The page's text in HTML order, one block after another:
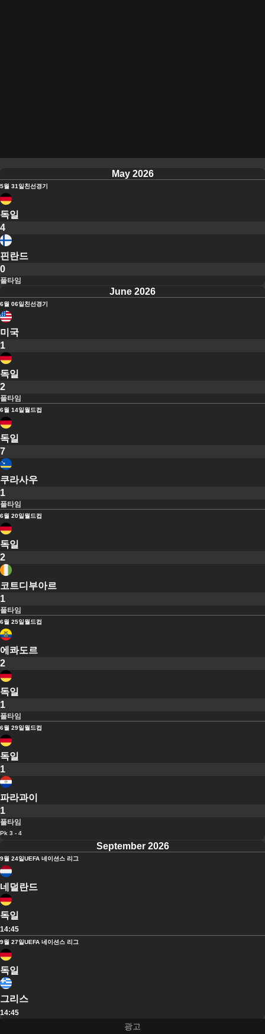
May 2026
5월 31일친선경기
독일
4
핀란드
0
풀타임
June 2026
6월 06일친선경기
미국
1
독일
2
풀타임
6월 14일월드컵
독일
7
쿠라사우
1
풀타임
6월 20일월드컵
독일
2
코트디부아르
1
풀타임
6월 25일월드컵
에콰도르
2
독일
1
풀타임
6월 29일월드컵
독일
1
파라과이
1
풀타임
Pk 3 - 4
September 2026
9월 24일UEFA 네이션스 리그
네덜란드
독일
14:45
9월 27일UEFA 네이션스 리그
독일
그리스
14:45